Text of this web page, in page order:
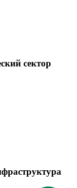
сектор